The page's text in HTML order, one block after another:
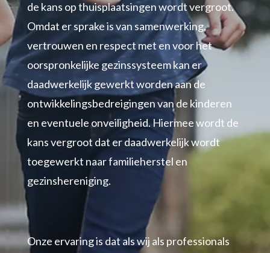
de kans op thuisplaatsingen wordt vergroot.
Omdat er sprake is van samenwerking,
vertrouwen en respect met en voor het
oorspronkelijke gezinssysteem kan er
daadwerkelijk gewerkt worden aan de
ontwikkelingsbedreigingen van de kinderen
en eventuele onveiligheid. Hiermee wordt de
kans vergroot dat er daadwerkelijk wordt
toegewerkt naar familieherstel en
gezinshereniging.
Onze ervaring is dat als wij als professionals